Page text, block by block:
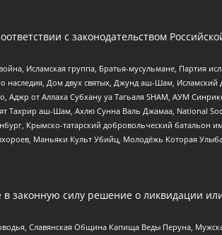
с законодательством
Исламская группа, Братья-мусульмане, Партия
наследия, Дом двух святых, Джунд аш-Шам, Исламский
от Аллаха Субхану уа Тагьаля SHAM, АУМ
Тахрир аш-Шам, Ахлю Сунна Валь Джамаа, National
Крымско-татарский добровольческий батальон
Маньяки Культ Убийц, Молодёжь Которая
законную силу решение о ликвидации
Славянская Община Капища Веды Перуна,